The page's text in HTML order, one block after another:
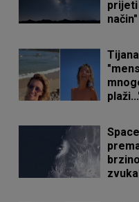
način"